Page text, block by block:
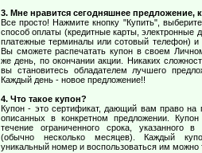
3. Мне нравится сегодняшнее предложение,
Все просто! Нажмите кнопку "Купить",
способ оплаты (кредитные карты, электронные
платежные терминалы или сотовый телефон) и
Вы сможете распечатать купон в своем
же день, по окончании акции. Никаких
вы становитесь обладателем лучшего
Каждый день - новое предложение!!
4. Что такое купон?
Купон - это сертификат, дающий вам право на
описанных в конкретном предложении. Купон
течение ограниченного срока, указанного в
(обычно несколько месяцев). Каждый
уникальный номер и воспользоваться им можно